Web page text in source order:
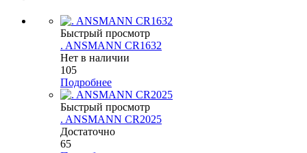
Быстрый просмотр
. ANSMANN CR1632
Нет в наличии
105
Подробнее
Быстрый просмотр
. ANSMANN CR2025
Достаточно
65